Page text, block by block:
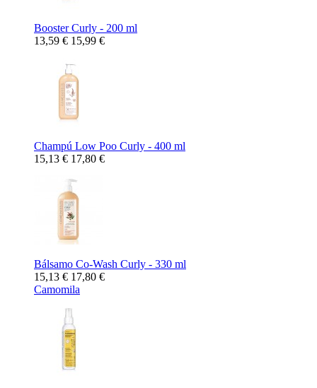
Booster Curly - 200 ml
13,59 € 15,99 €
Champú Low Poo Curly - 400 ml
15,13 € 17,80 €
Bálsamo Co-Wash Curly - 330 ml
15,13 € 17,80 €
Camomila